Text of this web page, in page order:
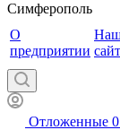
Симферополь
О
предприятии
Отложенные 0